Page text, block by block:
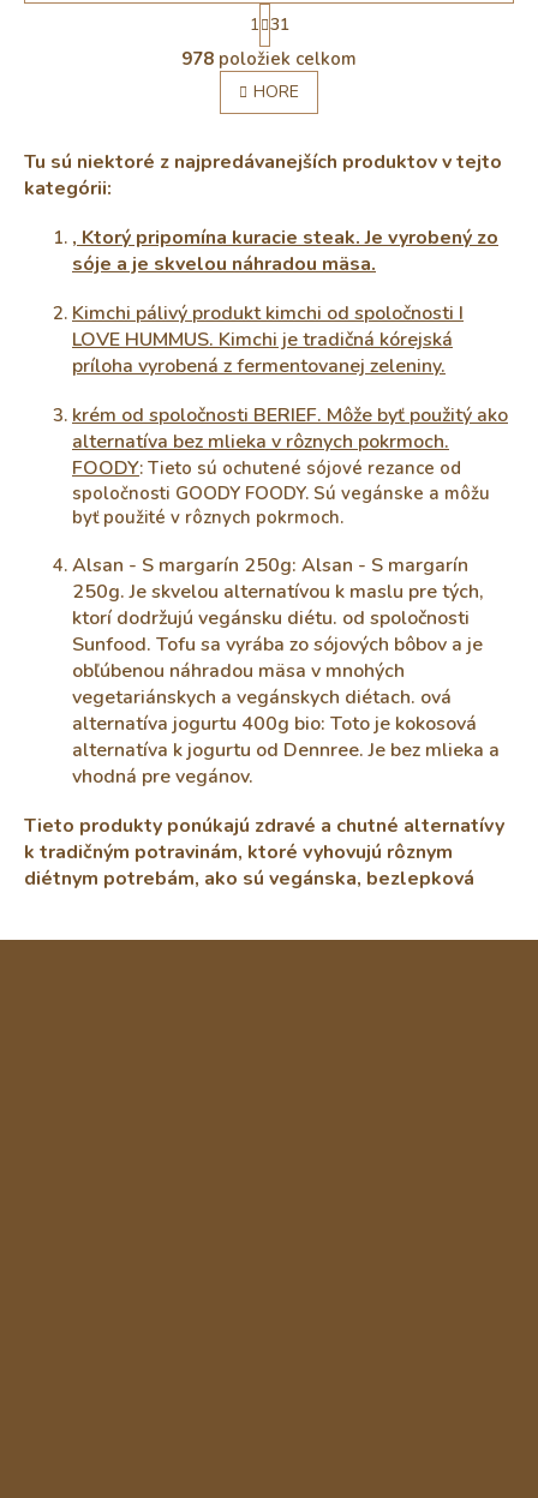
O
v
l
á
a
e
p
r
k
y
v
p
i
s
u
S
t
r
á
n
k
v
a
e
1 31
978 položiek celkom
HORE
Tu sú niektoré z najpredávanejších produktov v tejto
kategórii:
, Ktorý pripomína kuracie steak. Je vyrobený zo
sóje a je skvelou náhradou mäsa.
Kimchi pálivý produkt kimchi od spoločnosti I
LOVE HUMMUS. Kimchi je tradičná kórejská
príloha vyrobená z fermentovanej zeleniny.
krém od spoločnosti BERIEF. Môže byť použitý ako
alternatíva bez mlieka v rôznych pokrmoch.
FOODY: Tieto sú ochutené sójové rezance od
spoločnosti GOODY FOODY. Sú vegánske a môžu
byť použité v rôznych pokrmoch.
Alsan - S margarín 250g: Alsan - S margarín
250g. Je skvelou alternatívou k maslu pre tých,
ktorí dodržujú vegánsku diétu. od spoločnosti
Sunfood. Tofu sa vyrába zo sójových bôbov a je
obľúbenou náhradou mäsa v mnohých
vegetariánskych a vegánskych diétach. ová
alternatíva jogurtu 400g bio: Toto je kokosová
alternatíva k jogurtu od Dennree. Je bez mlieka a
vhodná pre vegánov.
Tieto produkty ponúkajú zdravé a chutné alternatívy
k tradičným potravinám, ktoré vyhovujú rôznym
diétnym potrebám, ako sú vegánska, bezlepková